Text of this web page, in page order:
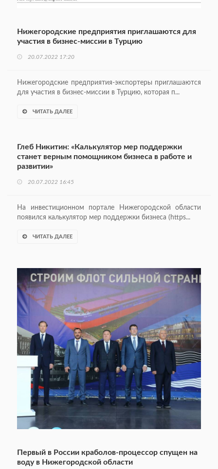
Нижегородские предприятия приглашаются для
участия в бизнес-миссии в Турцию
20.07.2022 17:20
Нижегородские предприятия-экспортеры приглашаются
для участия в бизнес-миссии в Турцию, которая п...
ЧИТАТЬ ДАЛЕЕ
Глеб Никитин: «Калькулятор мер поддержки
станет верным помощником бизнеса в работе и
развитии»
20.07.2022 16:45
На инвестиционном портале Нижегородской области
появился калькулятор мер поддержки бизнеса (https...
ЧИТАТЬ ДАЛЕЕ
Первый в России краболов-процессор спущен на
воду в Нижегородской области